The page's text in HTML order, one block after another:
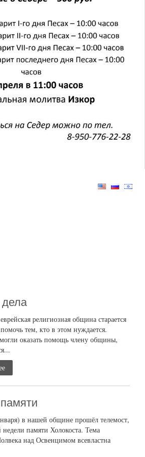
религиозная община старается
тем, кто в этом нуждается.
оказать помощь члену общины,
в нашей общине прошёл телемост,
памяти Холокоста. Тема
над Освенцимом всевластна